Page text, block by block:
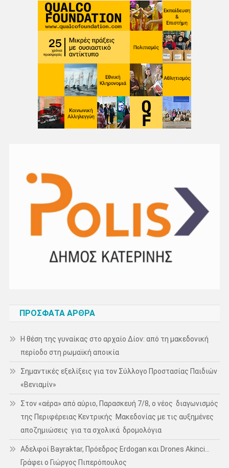
ΠΡΌΣΦΑΤΑ ΆΡΘΡΑ
Η θέση της γυναίκας στο αρχαίο Δίον: από τη μακεδονική
περίοδο στη ρωμαϊκή αποικία
Σημαντικές εξελίξεις για τον Σύλλογο Προστασίας Παιδιών
«Βενιαμίν»
Στον «αέρα» από αύριο, Παρασκευή 7/8, ο νέος διαγωνισμός
της Περιφέρειας Κεντρικής Μακεδονίας με τις αυξημένες
αποζημιώσεις για τα σχολικά δρομολόγια
Αδελφοί Bayraktar, Πρόεδρος Erdogan και Drones Akinci…
Γράφει ο Γιώργος Πιπερόπουλος